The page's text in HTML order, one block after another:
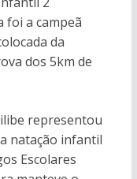
foi a campeã
da
dos 5km de
representou
natação infantil
Escolares